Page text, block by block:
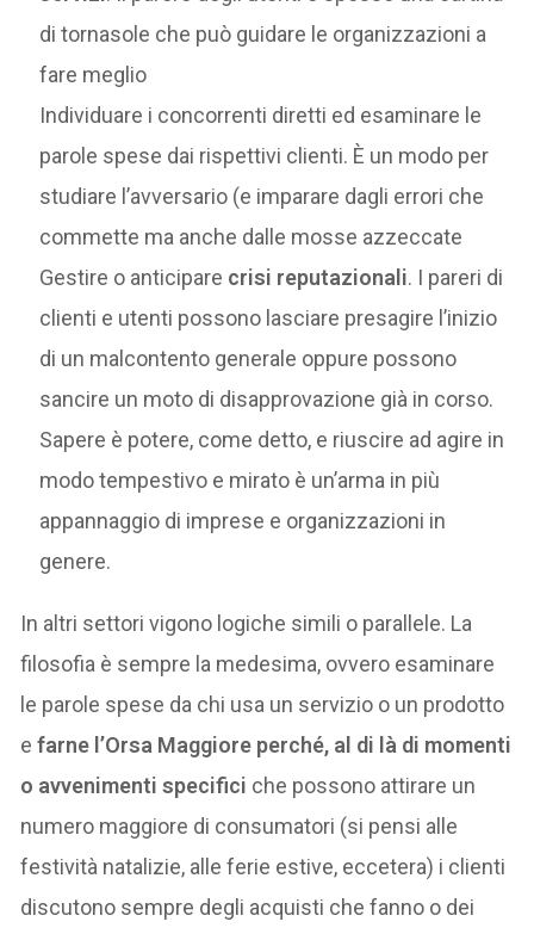
di tornasole che può guidare le organizzazioni a
fare meglio
Individuare i concorrenti diretti ed esaminare le
parole spese dai rispettivi clienti. È un modo per
studiare l’avversario (e imparare dagli errori che
commette ma anche dalle mosse azzeccate
Gestire o anticipare crisi reputazionali. I pareri di
clienti e utenti possono lasciare presagire l’inizio
di un malcontento generale oppure possono
sancire un moto di disapprovazione già in corso.
Sapere è potere, come detto, e riuscire ad agire in
modo tempestivo e mirato è un’arma in più
appannaggio di imprese e organizzazioni in
genere.
In altri settori vigono logiche simili o parallele. La
filosofia è sempre la medesima, ovvero esaminare
le parole spese da chi usa un servizio o un prodotto
efarne l’Orsa Maggiore perché, al di là di momenti
o avvenimenti specifici che possono attirare un
numero maggiore di consumatori (si pensi alle
festività natalizie, alle ferie estive, eccetera) i clienti
discutono sempre degli acquisti che fanno o dei